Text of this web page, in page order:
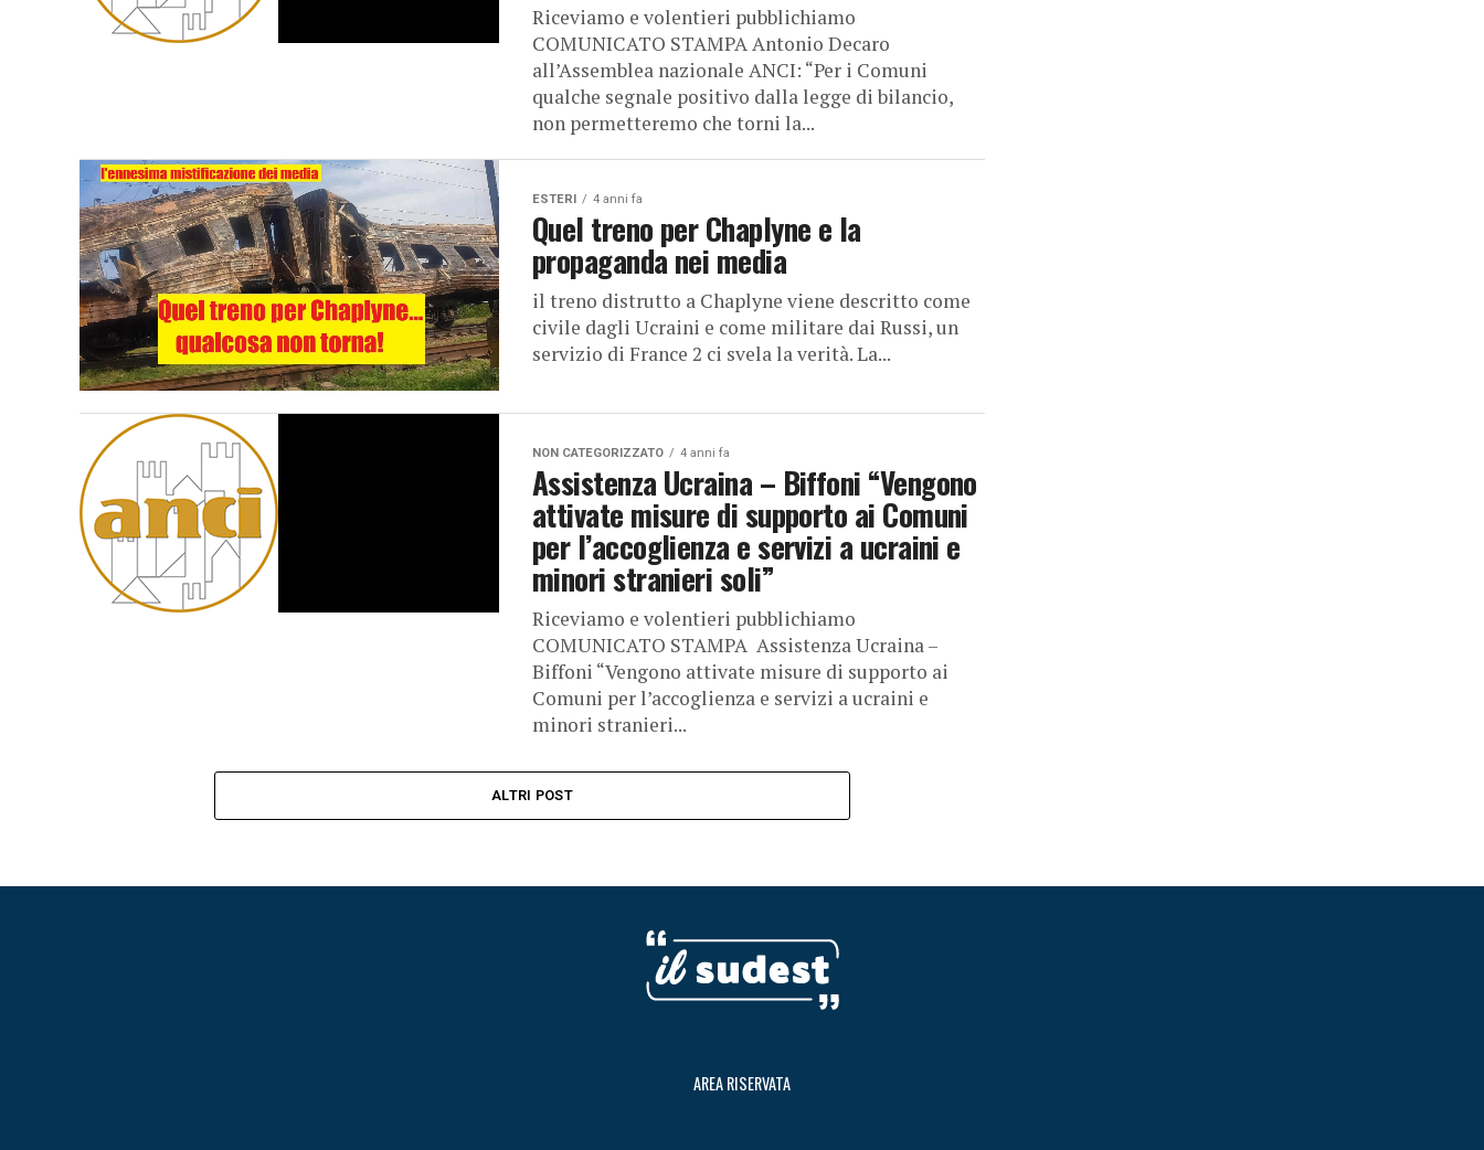
Riceviamo e volentieri pubblichiamo
COMUNICATO STAMPA Antonio Decaro
all’Assemblea nazionale ANCI: “Per i Comuni
qualche segnale positivo dalla legge di bilancio,
non permetteremo che torni la...
ESTERI 4 anni fa
Quel treno per Chaplyne e la
propaganda nei media
il treno distrutto a Chaplyne viene descritto come
civile dagli Ucraini e come militare dai Russi, un
servizio di France 2 ci svela la verità. La...
NON CATEGORIZZATO 4 anni fa
Assistenza Ucraina – Biffoni “Vengono
attivate misure di supporto ai Comuni
per l’accoglienza e servizi a ucraini e
minori stranieri soli”
Riceviamo e volentieri pubblichiamo
COMUNICATO STAMPA Assistenza Ucraina –
Biffoni “Vengono attivate misure di supporto ai
Comuni per l’accoglienza e servizi a ucraini e
minori stranieri...
ALTRI POST
AREA RISERVATA